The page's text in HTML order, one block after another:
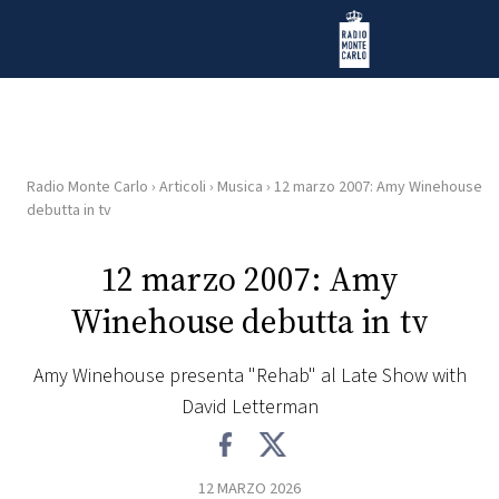
Radio Monte Carlo
HOME
WEB
Radio Monte Carlo › Articoli › Musica › 12 marzo 2007: Amy Winehouse
debutta in tv
12 marzo 2007: Amy
Winehouse debutta in tv
Amy Winehouse presenta "Rehab" al Late Show with
David Letterman
12 MARZO 2026